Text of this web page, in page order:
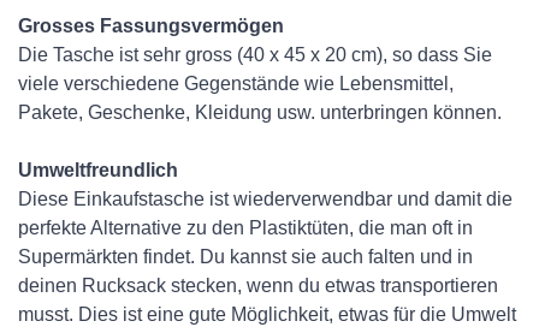
Grosses Fassungsvermögen
Die Tasche ist sehr gross (40 x 45 x 20 cm), so dass Sie
viele verschiedene Gegenstände wie Lebensmittel,
Pakete, Geschenke, Kleidung usw. unterbringen können.
Umweltfreundlich
Diese Einkaufstasche ist wiederverwendbar und damit die
perfekte Alternative zu den Plastiktüten, die man oft in
Supermärkten findet. Du kannst sie auch falten und in
deinen Rucksack stecken, wenn du etwas transportieren
musst. Dies ist eine gute Möglichkeit, etwas für die Umwelt